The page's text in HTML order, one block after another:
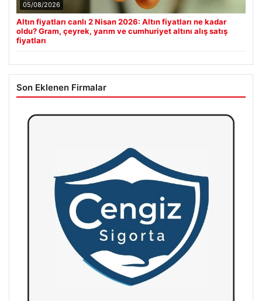
05/08/2026
Altın fiyatları canlı 2 Nisan 2026: Altın fiyatları ne kadar
oldu? Gram, çeyrek, yarım ve cumhuriyet altını alış satış
fiyatları
Son Eklenen Firmalar